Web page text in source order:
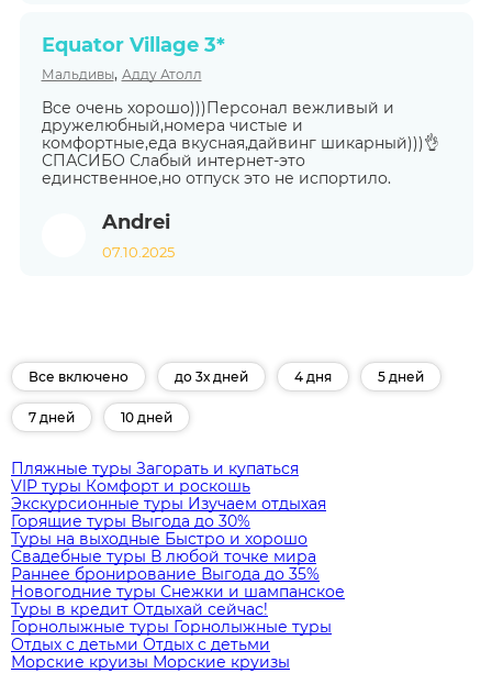
Equator Village 3*
Мальдивы, Адду Атолл
Все очень хорошо)))Персонал вежливый и
дружелюбный,номера чистые и
комфортные,еда вкусная,дайвинг шикарный)))👌
СПАСИБО Слабый интернет-это
единственное,но отпуск это не испортило.
Andrei
07.10.2025
Все включено до 3х дней 4 дня 5 дней
7 дней 10 дней
Пляжные туры Загорать и купаться
VIP туры Комфорт и роскошь
Экскурсионные туры Изучаем отдыхая
Горящие туры Выгода до 30%
Туры на выходные Быстро и хорошо
Свадебные туры В любой точке мира
Раннее бронирование Выгода до 35%
Новогодние туры Снежки и шампанское
Туры в кредит Отдыхай сейчас!
Горнолыжные туры Горнолыжные туры
Отдых с детьми Отдых с детьми
Морские круизы Морские круизы